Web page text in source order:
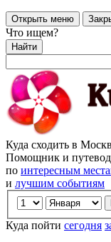
Открыть меню
Что ищем?
Найти
Куда сходить в
Помощник и
по интересным
и лучшим событиям
Куда пойти сегодня